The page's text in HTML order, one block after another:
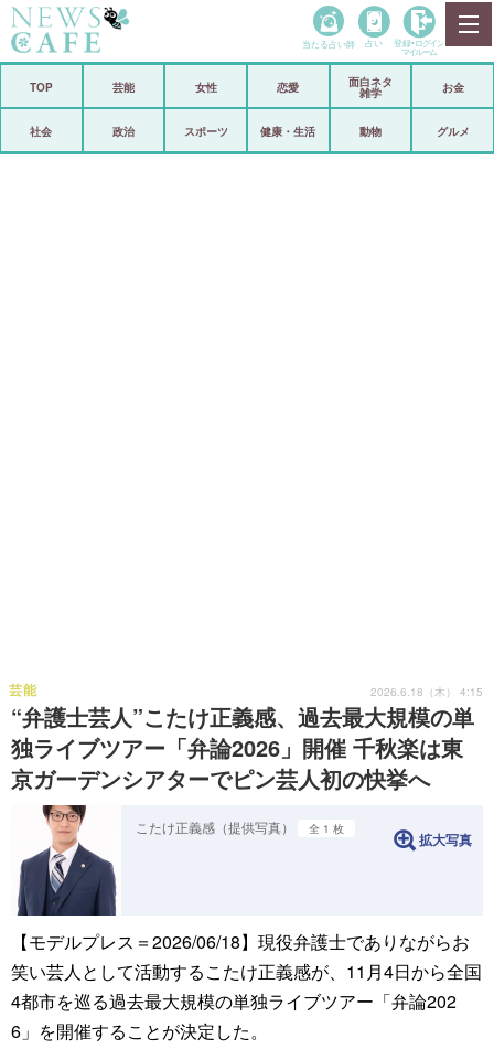
政治
当たる占い師 占い 登録• ログイン
マイルーム
TOP 芸能 女性 恋愛
面白ネタ
雑学
お金
社会 政治 スポーツ 健康・生活 動物 グルメ
“弁護士芸人”こたけ正義感、過去最大規模の単
独ライブツアー「弁論2026」開催 千秋楽は東
京ガーデンシアターでピン芸人初の快挙へ
芸能 2026.6.18（木） 4:15
こたけ正義感（提供写真） 全 1 枚
拡大写真
【モデルプレス＝2026/06/18】現役弁護士でありながらお
笑い芸人として活動するこたけ正義感が、11月4日から全国
4都市を巡る過去最大規模の単独ライブツアー「弁論202
6」を開催することが決定した。